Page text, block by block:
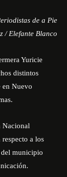
de a Pie
/ Elefante Blanco
Yuricie
distintos
en Nuevo
Nacional
a los
del municipio